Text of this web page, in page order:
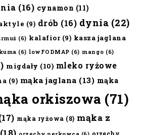
(16) cynamon (11)
(9) drób (16) dynia (22)
(6) kalafior(9) kasza jaglana
(6) lowFODMAP (6) mango (6)
migdały (10) mleko ryżowe
(9) mąka jaglana (13) mąka
orkiszowa (71)
mąka ryżowa (8) mąka z